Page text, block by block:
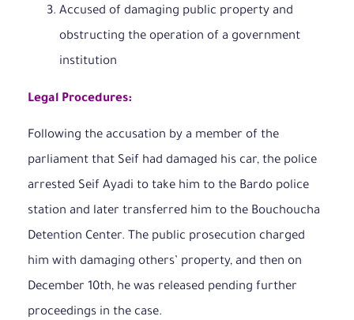
Accused of damaging public property and
obstructing the operation of a government
institution
Legal Procedures:
Following the accusation by a member of the
parliament that Seif had damaged his car, the police
arrested Seif Ayadi to take him to the Bardo police
station and later transferred him to the Bouchoucha
Detention Center. The public prosecution charged
him with damaging others’ property, and then on
December 10th, he was released pending further
proceedings in the case.